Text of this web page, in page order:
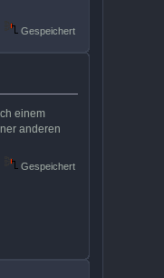
Gespeichert
einem
anderen
Gespeichert